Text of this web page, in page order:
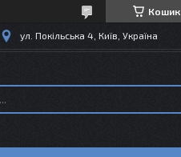
Кошик
ул. Покільська 4, Київ, Україна